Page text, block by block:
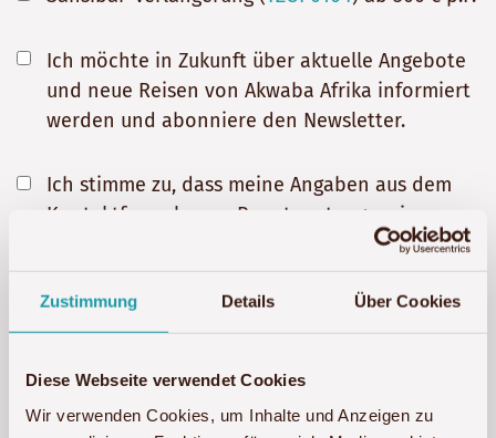
Zustimmung Details Über Cookies
Diese Webseite verwendet Cookies
Wir verwenden Cookies, um Inhalte und Anzeigen zu
Ich möchte in Zukunft über aktuelle Angebote
und neue Reisen von Akwaba Afrika informiert
werden und abonniere den Newsletter.
Ich stimme zu, dass meine Angaben aus dem
Kontaktformular zur Beantwortung meiner
Anfrage erhoben und verarbeitet werden. Die
Daten werden nach abgeschlossener
Bearbeitung Ihrer Anfrage gelöscht. Hinweis:
Sie können Ihre Einwilligung jederzeit für die
widerrufen. Detaillierte Informationen zum
Umgang mit Nutzerdaten finden Sie in unserer